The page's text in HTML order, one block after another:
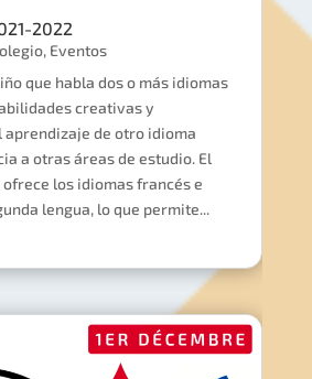
2022
, Eventos
que habla dos o más idiomas
creativas y
aprendizaje de otro idioma
a otras áreas de estudio. El
los idiomas francés e
lengua, lo que permite...